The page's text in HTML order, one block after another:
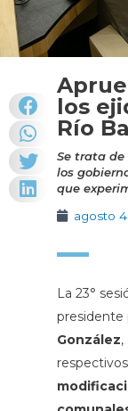
los
Río
Se trata
los
que
agosto
La 23°
presidente
González,